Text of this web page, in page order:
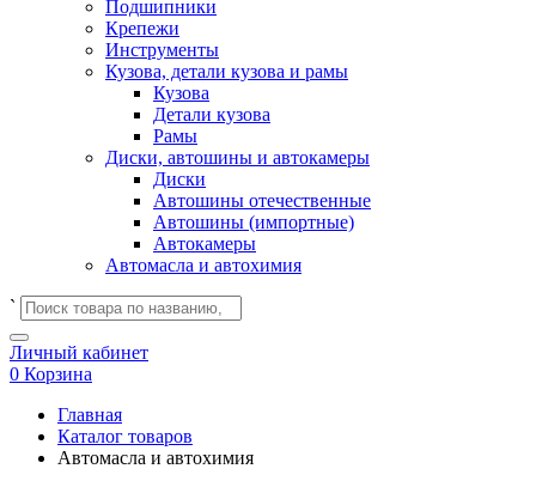
Подшипники
Крепежи
Инструменты
Кузова, детали кузова и рамы
Кузова
Детали кузова
Рамы
Диски, автошины и автокамеры
Диски
Автошины отечественные
Автошины (импортные)
Автокамеры
Автомасла и автохимия
`
Личный кабинет
0 Корзина
Главная
Каталог товаров
Автомасла и автохимия